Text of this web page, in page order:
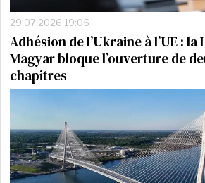
29.07.2026 19:05
Adhésion de l’Ukraine à l’UE : la
Magyar bloque l’ouverture de
chapitres